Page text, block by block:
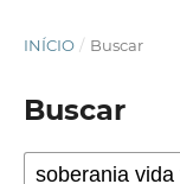
INÍCIO / Buscar
Buscar